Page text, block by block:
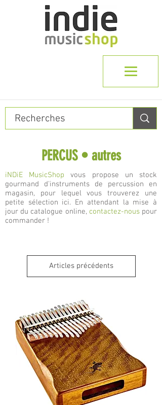
PERCUS • autres
iNDiE MusicShop vous propose un stock
gourmand d'instruments de percussion en
magasin, pour lequel vous trouverez une
petite sélection ici. En attendant la mise à
jour du catalogue online, contactez-nouspour
commander !
Articles précédents